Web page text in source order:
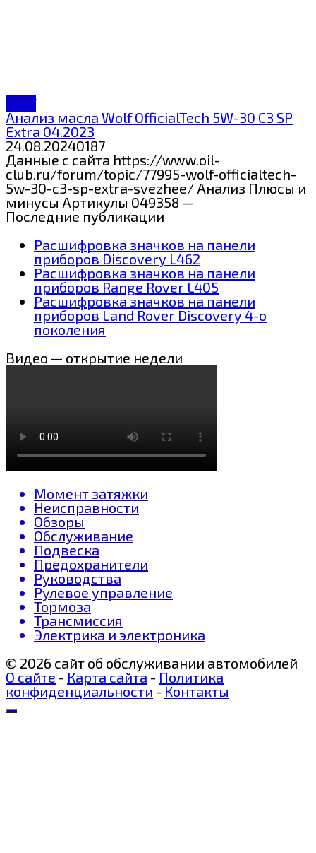
Wolf
Анализ масла Wolf OfficialTech 5W-30 C3 SP
Extra 04.2023
24.08.20240187
Данные с сайта https://www.oil-
club.ru/forum/topic/77995-wolf-officialtech-
5w-30-c3-sp-extra-svezhee/ Анализ Плюсы и
минусы Артикулы 049358 —
Последние публикации
Расшифровка значков на панели
приборов Discovery L462
Расшифровка значков на панели
приборов Range Rover L405
Расшифровка значков на панели
приборов Land Rover Discovery 4-о
поколения
Видео — открытие недели
Момент затяжки
Неисправности
Обзоры
Обслуживание
Подвеска
Предохранители
Руководства
Рулевое управление
Тормоза
Трансмиссия
Электрика и электроника
© 2026 сайт об обслуживании автомобилей
О сайте - Карта сайта - Политика
конфиденциальности - Контакты